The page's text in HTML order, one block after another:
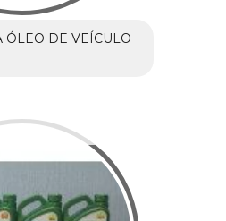
ÓLEO DE VEÍCULO